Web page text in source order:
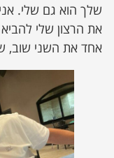
שלך הוא גם שלי.
את הרצון שלי
אחד את השני שוב,